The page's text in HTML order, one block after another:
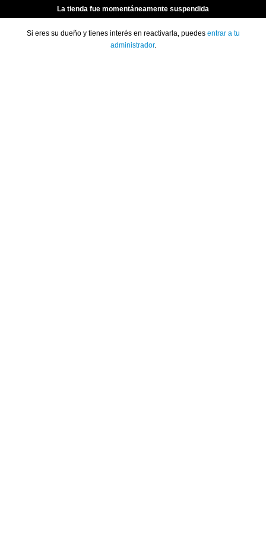
La tienda fue momentáneamente suspendida
Si eres su dueño y tienes interés en reactivarla, puedes entrar a tu
administrador.